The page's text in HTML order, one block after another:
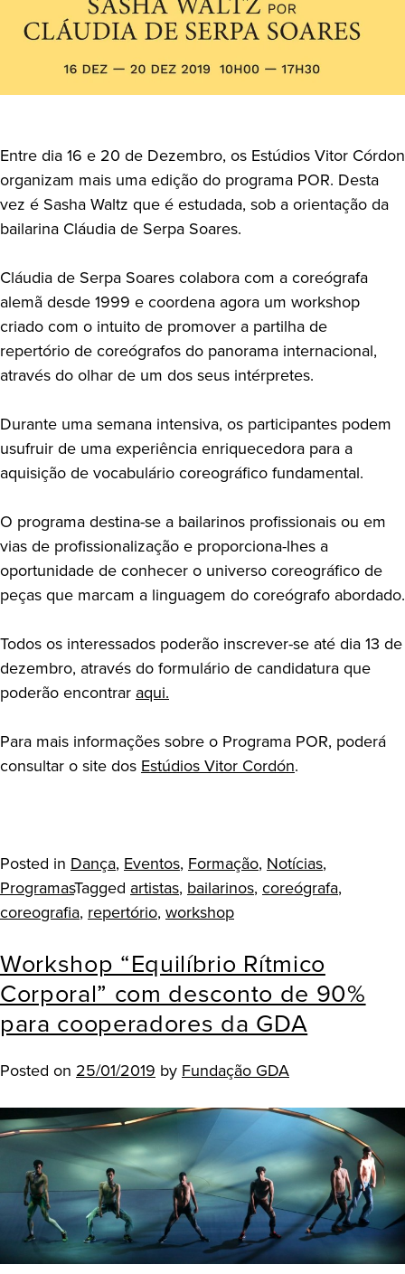
Entre dia 16 e 20 de Dezembro, os Estúdios Vitor Córdon
organizam mais uma edição do programa POR. Desta
vez é Sasha Waltz que é estudada, sob a orientação da
bailarina Cláudia de Serpa Soares.
Cláudia de Serpa Soares colabora com a coreógrafa
alemã desde 1999 e coordena agora um workshop
criado com o intuito de promover a partilha de
repertório de coreógrafos do panorama internacional,
através do olhar de um dos seus intérpretes.
Durante uma semana intensiva, os participantes podem
usufruir de uma experiência enriquecedora para a
aquisição de vocabulário coreográfico fundamental.
O programa destina-se a bailarinos profissionais ou em
vias de profissionalização e proporciona-lhes a
oportunidade de conhecer o universo coreográfico de
peças que marcam a linguagem do coreógrafo abordado.
Todos os interessados poderão inscrever-se até dia 13 de
dezembro, através do formulário de candidatura que
poderão encontrar aqui.
Para mais informações sobre o Programa POR, poderá
consultar o site dos Estúdios Vitor Cordón.
Posted in Dança, Eventos, Formação, Notícias,
ProgramasTagged artistas, bailarinos, coreógrafa,
coreografia, repertório, workshop
Workshop “Equilíbrio Rítmico
Corporal” com desconto de 90%
para cooperadores da GDA
Posted on 25/01/2019 byFundação GDA